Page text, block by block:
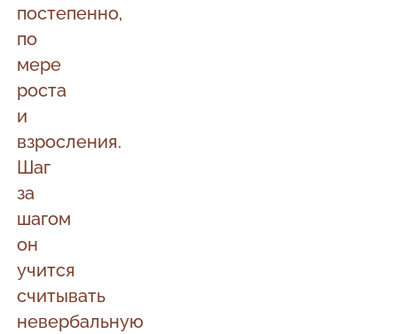
постепенно,
по
мере
роста
и
взросления.
Шаг
за
шагом
он
учится
считывать
невербальную